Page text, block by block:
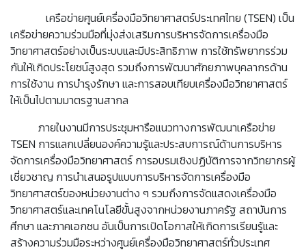
เครือข่ายศูนย์เครื่องมือวิทยาศาสตร์ประเทศไทย (TSEN) เป็น
เครือข่ายความร่วมมือที่มุ่งส่งเสริมการบริหารจัดการเครื่องมือ
วิทยาศาสตร์อย่างเป็นระบบและมีประสิทธิภาพ การใช้ทรัพยากรร่วม
กันให้เกิดประโยชน์สูงสุด รวมถึงการพัฒนาศักยภาพบุคลากรด้าน
การใช้งาน การบำรุงรักษา และการสอบเทียบเครื่องมือวิทยาศาสตร์
ให้เป็นไปตามมาตรฐานสากล
ภายในงานมีการประชุมหารือแนวทางการพัฒนาเครือข่าย
TSEN การแลกเปลี่ยนองค์ความรู้และประสบการณ์ด้านการบริหาร
จัดการเครื่องมือวิทยาศาสตร์ การอบรมเชิงปฏิบัติการจากวิทยากรผู้
เชี่ยวชาญ การนำเสนอรูปแบบการบริหารจัดการเครื่องมือ
วิทยาศาสตร์ของหน่วยงานต่าง ๆ รวมถึงการจัดแสดงเครื่องมือ
วิทยาศาสตร์และเทคโนโลยีขั้นสูงจากหน่วยงานภาครัฐ สถาบันการ
ศึกษา และภาคเอกชน อันเป็นการเปิดโอกาสให้เกิดการเรียนรู้และ
สร้างความร่วมมือระหว่างศูนย์เครื่องมือวิทยาศาสตร์ทั่วประเทศ